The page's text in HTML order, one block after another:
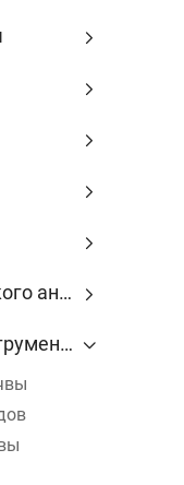
Оборудование для химического анализа
Сельскохозяйственные инструменты